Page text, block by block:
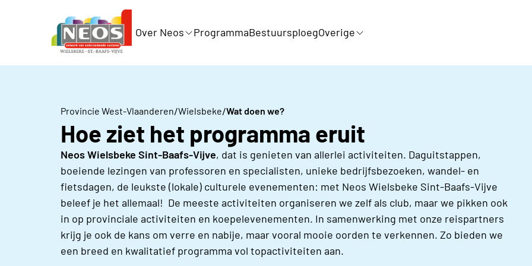
Over Neos ProgrammaBestuursploegOverige
Provincie West-Vlaanderen/Wielsbeke/Wat doen we?
Hoe ziet het programma eruit
Neos Wielsbeke Sint-Baafs-Vijve, dat is genieten van allerlei activiteiten. Daguitstappen,
boeiende lezingen van professoren en specialisten, unieke bedrijfsbezoeken, wandel- en
fietsdagen, de leukste (lokale) culturele evenementen: met Neos Wielsbeke Sint-Baafs-Vijve
beleef je het allemaal! De meeste activiteiten organiseren we zelf als club, maar we pikken ook
in op provinciale activiteiten en koepelevenementen. In samenwerking met onze reispartners
krijg je ook de kans om verre en nabije, maar vooral mooie oorden te verkennen. Zo bieden we
een breed en kwalitatief programma vol topactiviteiten aan.